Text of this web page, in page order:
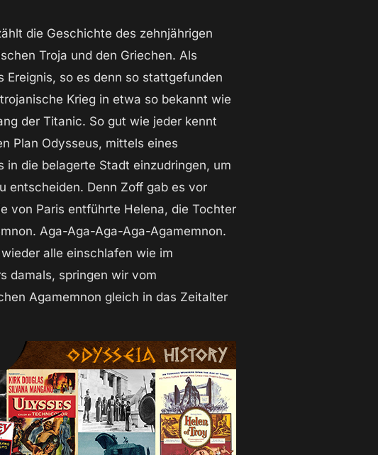
die Geschichte des zehnjährigen
Troja und den Griechen. Als
Ereignis, so es denn so stattgefunden
Krieg in etwa so bekannt wie
der Titanic. So gut wie jeder kennt
Plan Odysseus, mittels eines
in die belagerte Stadt einzudringen, um
entscheiden. Denn Zoff gab es vor
von Paris entführte Helena, die Tochter
Aga-Aga-Aga-Aga-Agamemnon.
alle einschlafen wie im
damals, springen wir vom
Agamemnon gleich in das Zeitalter